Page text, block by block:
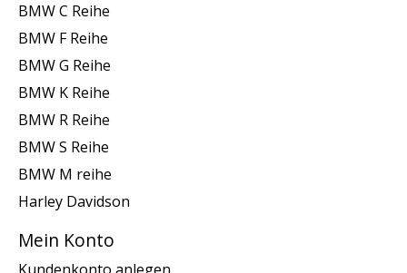
BMW C Reihe
BMW F Reihe
BMW G Reihe
BMW K Reihe
BMW R Reihe
BMW S Reihe
BMW M reihe
Harley Davidson
Mein Konto